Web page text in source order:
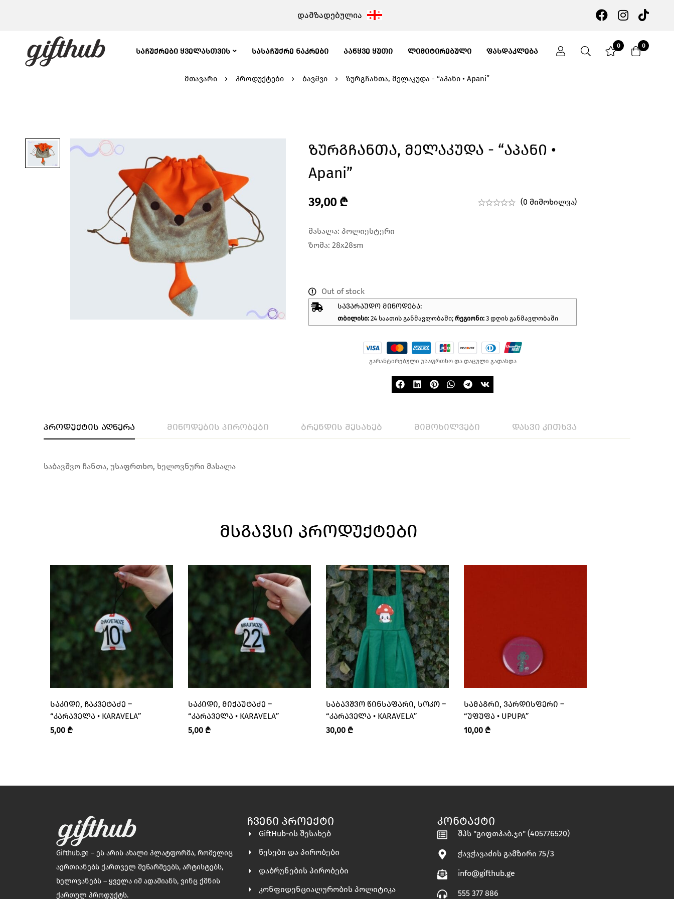
დამზადებულია
ᲡᲐᲩᲣᲥᲠᲔᲑᲘ ᲧᲕᲔᲚᲐᲡᲗᲕᲘᲡ ᲡᲐᲡᲐᲩᲣᲥᲠᲔ ᲜᲐᲙᲠᲔᲑᲘ ᲐᲐᲬᲧᲕᲔ ᲧᲣᲗᲘ ᲚᲘᲛᲘᲢᲘᲠᲔᲑᲣᲚᲘ ᲤᲐᲡᲓᲐᲙᲚᲔᲑᲐ
0 0
მთავარი პროდუქტები ბავშვი ზურგჩანთა, მელაკუდა - “აპანი • Apani”
Ზურგჩანთა, Მელაკუდა - “აპანი •
Apani”
39,00 ₾ (0 მიმოხილვა)
მასალა: პოლიესტერი
ზომა: 28x28sm
Out of stock
ᲡᲐᲕᲐᲠᲐᲣᲓᲝ ᲛᲘᲬᲝᲓᲔᲑᲐ:
თბილისი: 24 საათის განმავლობაში; რეგიონი: 3 დღის განმავლობაში
გარანტირებული უსაფრთხო და დაცული გადახდა
პროდუქტის აღწერა მიწოდების პირობები ბრენდის შესახებ მიმოხილვები დასვი კითხვა
საბავშვო ჩანთა, უსაფრთხო, ხელოვნური მასალა
ᲛᲡᲒᲐᲕᲡᲘ ᲞᲠᲝᲓᲣᲥᲢᲔᲑᲘ
ᲡᲐᲙᲘᲓᲘ, ᲩᲐᲙᲕᲔᲢᲐᲫᲔ –
“ᲙᲐᲠᲐᲕᲔᲚᲐ • KARAVELA”
5,00 ₾
ᲡᲐᲙᲘᲓᲘ, ᲛᲘᲥᲐᲣᲢᲐᲫᲔ –
“ᲙᲐᲠᲐᲕᲔᲚᲐ • KARAVELA”
5,00 ₾
ᲡᲐᲑᲐᲕᲨᲕᲝ ᲬᲘᲜᲡᲐᲤᲐᲠᲘ, ᲡᲝᲙᲝ –
“ᲙᲐᲠᲐᲕᲔᲚᲐ • KARAVELA”
30,00 ₾
ᲡᲐᲛᲐᲒᲠᲘ, ᲕᲐᲠᲓᲘᲡᲤᲔᲠᲘ –
“ᲣᲤᲣᲤᲐ • UPUPA”
10,00 ₾
Gifthub.ge – ეს არის ახალი პლატფორმა, რომელიც
აერთიანებს ქართველ მეწარმეებს, არტისტებს,
ხელოვანებს – ყველა იმ ადამიანს, ვინც ქმნის
ქართულ პროდუქტს.
ᲩᲕᲔᲜᲘ ᲞᲠᲝᲔᲥᲢᲘ
GiftHub-ის შესახებ
წესები და პირობები
დაბრუნების პირობები
კონფიდენციალურობის პოლიტიკა
ᲙᲝᲜᲢᲐᲥᲢᲘ
შპს "გიფთჰაბ.ჯი" (405776520)
ჭავჭავაძის გამზირი 75/3
info@gifthub.ge
555 377 886